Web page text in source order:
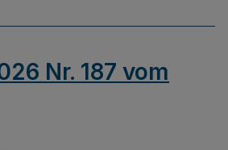
Nr. 187 vom